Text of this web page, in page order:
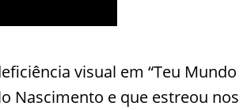
visual em “Teu Mundo
Nascimento e que estreou nos